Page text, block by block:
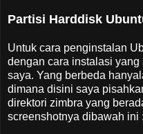
Partisi Harddisk
Untuk cara penginstalan
dengan cara instalasi
saya. Yang berbeda
dimana disini saya
direktori zimbra yang
screenshotnya dibawah ini :